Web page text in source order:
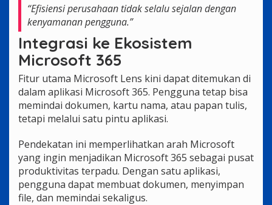
“Efisiensi perusahaan tidak selalu sejalan dengan
kenyamanan pengguna.”
Integrasi ke Ekosistem
Microsoft 365
Fitur utama Microsoft Lens kini dapat ditemukan di
dalam aplikasi Microsoft 365. Pengguna tetap bisa
memindai dokumen, kartu nama, atau papan tulis,
tetapi melalui satu pintu aplikasi.
Pendekatan ini memperlihatkan arah Microsoft
yang ingin menjadikan Microsoft 365 sebagai pusat
produktivitas terpadu. Dengan satu aplikasi,
pengguna dapat membuat dokumen, menyimpan
file, dan memindai sekaligus.